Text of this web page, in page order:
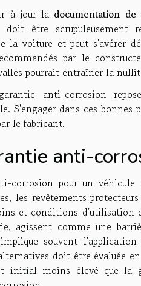
à jour la documentation
être scrupuleusement
la voiture et peut s'avérer
par le
pourrait entraîner la
anti-corrosion
S'engager dans ces bonnes
le fabricant.
anti-
corrosion pour un
les revêtements
et conditions d'utilisation
agissent comme une
souvent
doit être évaluée
initial moins élevé que